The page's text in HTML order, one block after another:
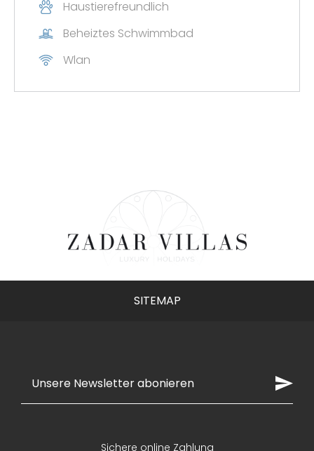
Haustierefreundlich
Beheiztes Schwimmbad
Wlan
SITEMAP
Sichere online Zahlung
E-Mail-Newsletter, Erinnerungen, Gutscheine,
Der Rabatt gilt nur für Neukunden, die sich über
dieses Formular registrieren. Rabatte sind nicht
und nicht für bereits getätigte Buchungen.
Jetzt anmelden